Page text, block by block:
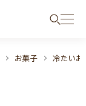
お菓子 冷たいお